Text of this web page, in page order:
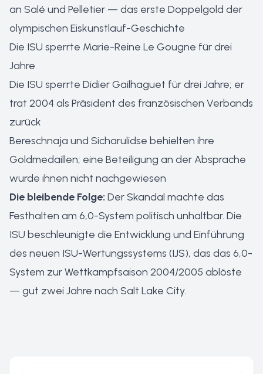
an Salé und Pelletier — das erste Doppelgold der
olympischen Eiskunstlauf-Geschichte
Die ISU sperrte Marie-Reine Le Gougne für drei
Jahre
Die ISU sperrte Didier Gailhaguet für drei Jahre; er
trat 2004 als Präsident des französischen Verbands
zurück
Bereschnaja und Sicharulidse behielten ihre
Goldmedaillen; eine Beteiligung an der Absprache
wurde ihnen nicht nachgewiesen
Die bleibende Folge: Der Skandal machte das
Festhalten am 6,0-System politisch unhaltbar. Die
ISU beschleunigte die Entwicklung und Einführung
des neuen ISU-Wertungssystems (IJS), das das 6,0-
System zur Wettkampfsaison 2004/2005 ablöste
— gut zwei Jahre nach Salt Lake City.